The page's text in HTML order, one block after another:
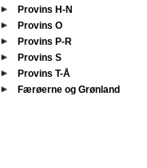
Provins H-N
Provins O
Provins P-R
Provins S
Provins T-Å
Færøerne og Grønland